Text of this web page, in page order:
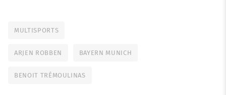
MULTISPORTS
ARJEN ROBBEN BAYERN MUNICH
BENOIT TRÉMOULINAS